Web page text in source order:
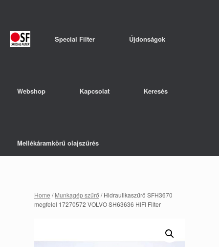
Special Filter Újdonságok
Webshop Kapcsolat Keresés
Mellékáramkörű olajszűrés
Home /Munkagép szűrő / Hidraulikaszűrő SFH3670
megfelel 17270572 VOLVO SH63636 HIFI Filter